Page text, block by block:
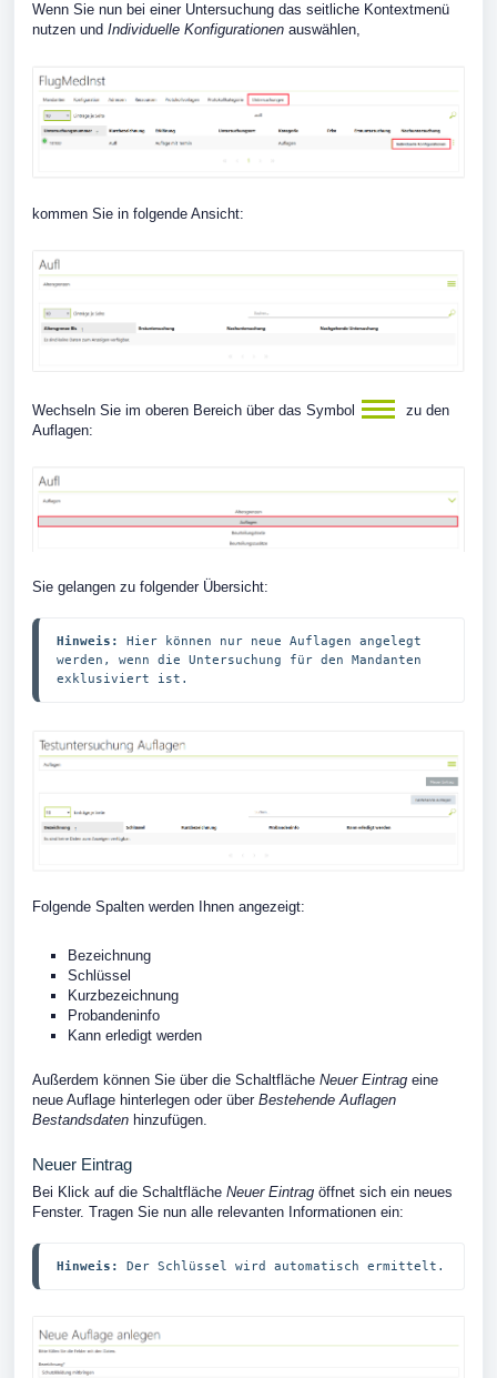
Wenn Sie nun bei einer Untersuchung das seitliche Kontextmenü
nutzen und Individuelle Konfigurationen auswählen,
kommen Sie in folgende Ansicht:
Wechseln Sie im oberen Bereich über das Symbol
zu den
Auflagen:
Sie gelangen zu folgender Übersicht:
Hinweis:
Hier können nur neue Auflagen angelegt
werden, wenn die Untersuchung für den Mandanten
exklusiviert ist.
Folgende Spalten werden Ihnen angezeigt:
Bezeichnung
Schlüssel
Kurzbezeichnung
Probandeninfo
Kann erledigt werden
Außerdem können Sie über die Schaltfläche Neuer Eintrag eine
neue Auflage hinterlegen oder über Bestehende Auflagen
Bestandsdaten hinzufügen.
Neuer Eintrag
Bei Klick auf die Schaltfläche Neuer Eintrag öffnet sich ein neues
Fenster. Tragen Sie nun alle relevanten Informationen ein:
Hinweis: Der Schlüssel wird automatisch ermittelt.